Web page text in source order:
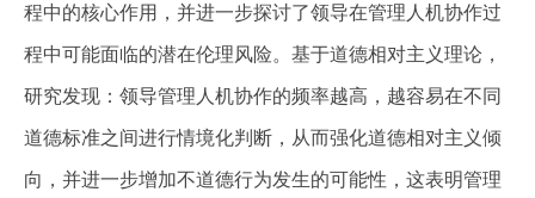
程中的核心作用，并进一步探讨了领导在管理人机协作过
程中可能面临的潜在伦理风险。基于道德相对主义理论，
研究发现：领导管理人机协作的频率越高，越容易在不同
道德标准之间进行情境化判断，从而强化道德相对主义倾
向，并进一步增加不道德行为发生的可能性，这表明管理